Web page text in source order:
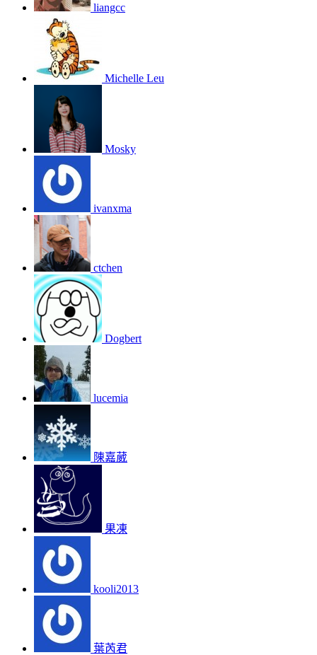
liangcc
Michelle Leu
Mosky
ivanxma
ctchen
Dogbert
lucemia
陳嘉葳
果凍
kooli2013
葉芮君